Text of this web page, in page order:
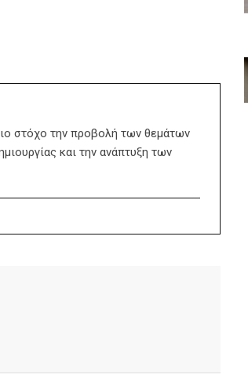
στόχο την προβολή των θεμάτων
και την ανάπτυξη των